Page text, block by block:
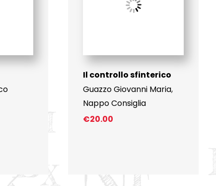
Il controllo sfinterico
Guazzo Giovanni Maria,
Nappo Consiglia
€20.00